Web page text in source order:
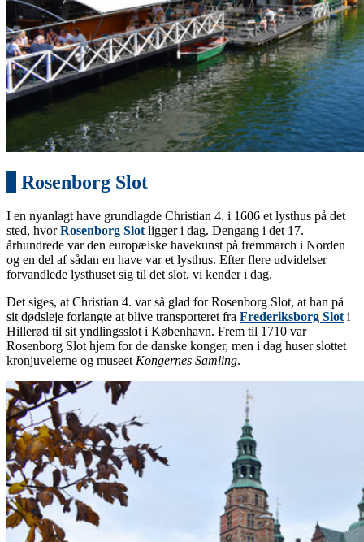
Rosenborg Slot
I en nyanlagt have grundlagde Christian 4. i 1606 et lysthus på det
sted, hvorRosenborg Slotligger i dag. Dengang i det 17.
århundrede var den europæiske havekunst på fremmarch i Norden
og en del af sådan en have var et lysthus. Efter flere udvidelser
forvandlede lysthuset sig til det slot, vi kender i dag.
Det siges, at Christian 4. var så glad for Rosenborg Slot, at han på
sit dødsleje forlangte at blive transporteret fra Frederiksborg Sloti
Hillerød til sit yndlingsslot i København. Frem til 1710 var
Rosenborg Slot hjem for de danske konger, men i dag huser slottet
kronjuvelerne og museetKongernes Samling.